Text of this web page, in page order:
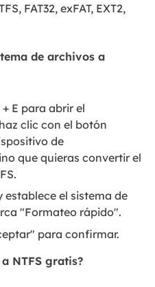
FAT32, exFAT, EXT2,
de archivos a
E para abrir el
clic con el botón
de
que quieras convertir el
el sistema de
"Formateo rápido".
para confirmar.
NTFS gratis?